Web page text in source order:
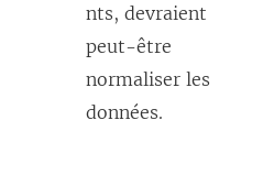
nts, devraient
peut-être
normaliser les
données.